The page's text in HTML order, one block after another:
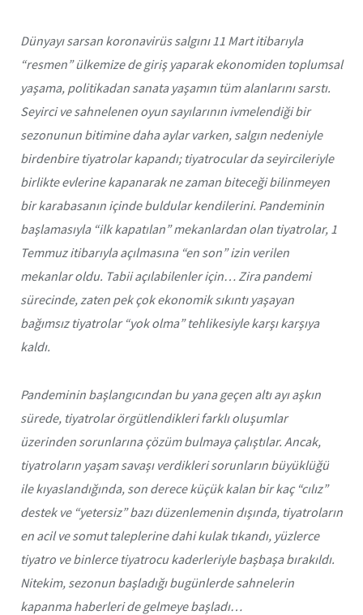
Dünyayı sarsan koronavirüs salgını 11 Mart itibarıyla
“resmen” ülkemize de giriş yaparak ekonomiden toplumsal
yaşama, politikadan sanata yaşamın tüm alanlarını sarstı.
Seyirci ve sahnelenen oyun sayılarının ivmelendiği bir
sezonunun bitimine daha aylar varken, salgın nedeniyle
birdenbire tiyatrolar kapandı; tiyatrocular da seyircileriyle
birlikte evlerine kapanarak ne zaman biteceği bilinmeyen
bir karabasanın içinde buldular kendilerini. Pandeminin
başlamasıyla “ilk kapatılan” mekanlardan olan tiyatrolar, 1
Temmuz itibarıyla açılmasına “en son” izin verilen
mekanlar oldu. Tabii açılabilenler için… Zira pandemi
sürecinde, zaten pek çok ekonomik sıkıntı yaşayan
bağımsız tiyatrolar “yok olma” tehlikesiyle karşı karşıya
kaldı.
Pandeminin başlangıcından bu yana geçen altı ayı aşkın
sürede, tiyatrolar örgütlendikleri farklı oluşumlar
üzerinden sorunlarına çözüm bulmaya çalıştılar. Ancak,
tiyatroların yaşam savaşı verdikleri sorunların büyüklüğü
ile kıyaslandığında, son derece küçük kalan bir kaç “cılız”
destek ve “yetersiz” bazı düzenlemenin dışında, tiyatroların
en acil ve somut taleplerine dahi kulak tıkandı, yüzlerce
tiyatro ve binlerce tiyatrocu kaderleriyle başbaşa bırakıldı.
Nitekim, sezonun başladığı bugünlerde sahnelerin
kapanma haberleri de gelmeye başladı…